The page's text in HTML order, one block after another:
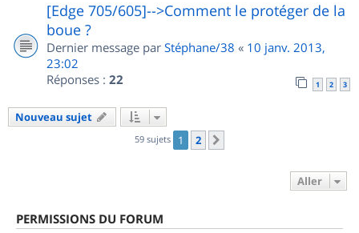
[Edge 705/605]-->Comment le protéger de la
boue ?
Dernier message par Stéphane/38 « 10 janv. 2013,
23:02
Réponses : 22 1 2 3
Nouveau sujet
59 sujets 1 2
Aller
PERMISSIONS DU FORUM